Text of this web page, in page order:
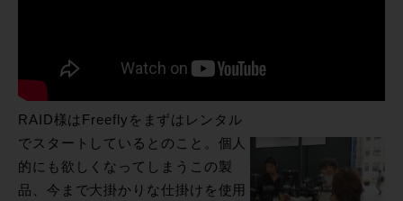
RAID様はFreeflyをまずはレンタル
でスタートしているとのこと。個人
的にも欲しくなってしまうこの製
品、今まで大掛かりな仕掛けを使用